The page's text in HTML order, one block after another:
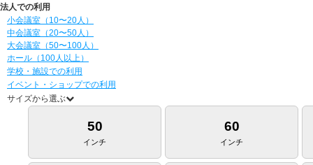
法人での利用
小会議室（10〜20人）
中会議室（20〜50人）
大会議室（50〜100人）
ホール（100人以上）
学校・施設での利用
イベント・ショップでの利用
サイズから選ぶ
50
インチ
60
インチ